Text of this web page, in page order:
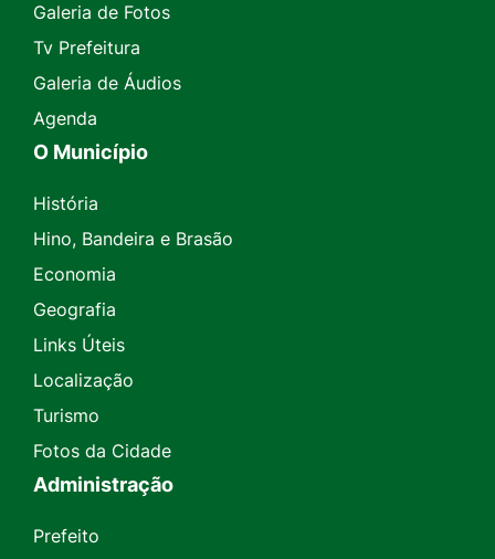
Galeria de Fotos
Tv Prefeitura
Galeria de Áudios
Agenda
O Município
História
Hino, Bandeira e Brasão
Economia
Geografia
Links Úteis
Localização
Turismo
Fotos da Cidade
Administração
Prefeito